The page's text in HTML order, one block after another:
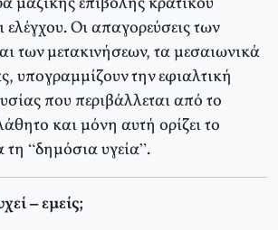
Οι απαγορεύσεις των
των μετακινήσεων, τα μεσαιωνικά
υπογραμμίζουν την εφιαλτική
που περιβάλλεται από το
και μόνη αυτή ορίζει το
τη “δημόσια υγεία”.
– εμείς;